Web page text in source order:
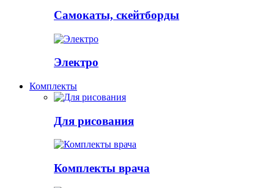
Самокаты, скейтборды
Электро
Комплекты
Для рисования
Комплекты врача